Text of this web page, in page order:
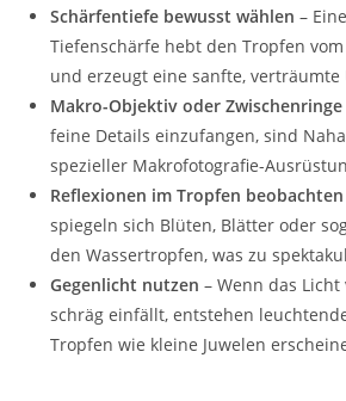
Schärfentiefe bewusst wählen –
Tiefenschärfe hebt den Tropfen
und erzeugt eine sanfte, verträumte
Makro-Objektiv oder
feine Details einzufangen, sind
spezieller Makrofotografie-
Reflexionen im Tropfen beobachten
spiegeln sich Blüten, Blätter oder
den Wassertropfen, was zu
Gegenlicht nutzen – Wenn das
schräg einfällt, entstehen
Tropfen wie kleine Juwelen